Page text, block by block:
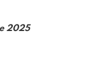
2025